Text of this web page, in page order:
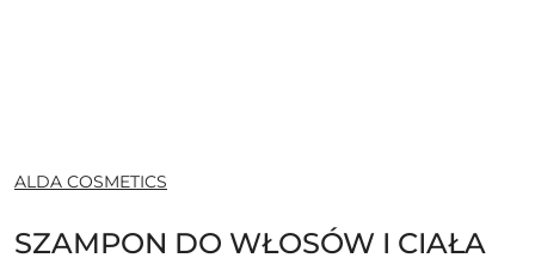
NAZWA
PRODUCENTA:
ALDA COSMETICS
SZAMPON DO WŁOSÓW I CIAŁA